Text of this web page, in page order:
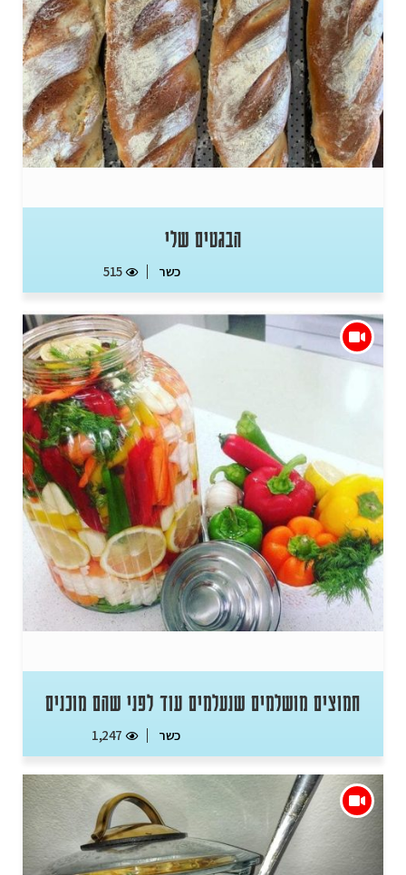
הבגטים שלי
כשר 515
חמוצים מושלמים שנעלמים עוד לפני שהם מוכנים
כשר 1,247